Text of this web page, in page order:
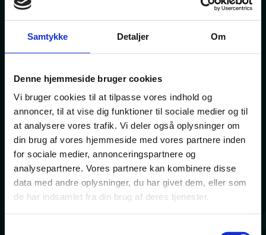
Samtykke Detaljer Om
Denne hjemmeside bruger cookies
Vi bruger cookies til at tilpasse vores indhold og
annoncer, til at vise dig funktioner til sociale medier og til
at analysere vores trafik. Vi deler også oplysninger om
din brug af vores hjemmeside med vores partnere inden
for sociale medier, annonceringspartnere og
analysepartnere. Vores partnere kan kombinere disse
data med andre oplysninger, du har givet dem, eller som
de har indsamlet fra din brug af deres tjenester.